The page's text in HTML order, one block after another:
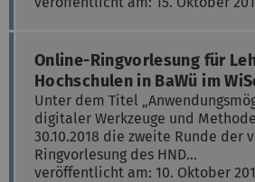
Online-Ringvorlesung für
Hochschulen in BaWü im
Unter dem Titel
digitaler Werkzeuge und
30.10.2018 die zweite Runde der
Ringvorlesung des HND…
veröffentlicht am: 10. Oktober